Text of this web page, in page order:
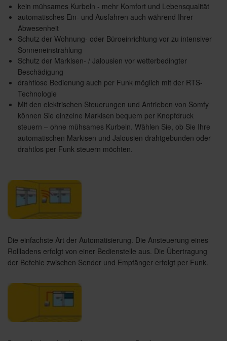
kein mühsames Kurbeln - mehr Komfort und Lebensqualität
automatisches Ein- und Ausfahren auch während Ihrer
Abwesenheit
Schutz der Wohnung- oder Büroeinrichtung vor zu intensiver
Sonneneinstrahlung
Schutz der Markisen- / Jalousien vor wetterbedingter
Beschädigung
drahtlose Bedienung auch per Funk möglich mit der RTS-
Technologie
Mit den elektrischen Steuerungen und Antrieben von Somfy
können Sie einzelne Markisen bequem per Knopfdruck
steuern – ohne mühsames Kurbeln. Wählen Sie, ob Sie Ihre
automatischen Markisen und Jalousien drahtgebunden oder
drahtlos per Funk steuern möchten.
Die einfachste Art der Automatisierung. Die Ansteuerung eines
Rollladens erfolgt von einer Bedienstelle aus. Die Übertragung
der Befehle zwischen Sender und Empfänger erfolgt per Funk.